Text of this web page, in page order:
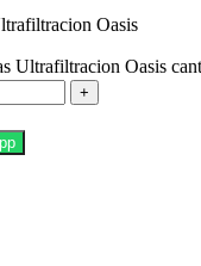
Oasis
Ultrafiltracion Oasis